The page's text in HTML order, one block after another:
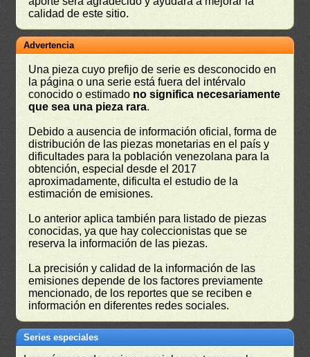
calidad de este sitio.
Advertencia
Una pieza cuyo prefijo de serie es desconocido en
la página o una serie está fuera del intérvalo
conocido o estimado no significa necesariamente
que sea una pieza rara.
Debido a ausencia de información oficial, forma de
distribución de las piezas monetarias en el país y
dificultades para la población venezolana para la
obtención, especial desde el 2017
aproximadamente, dificulta el estudio de la
estimación de emisiones.
Lo anterior aplica también para listado de piezas
conocidas, ya que hay coleccionistas que se
reserva la información de las piezas.
La precisión y calidad de la información de las
emisiones depende de los factores previamente
mencionado, de los reportes que se reciben e
información en diferentes redes sociales.
Series especiales